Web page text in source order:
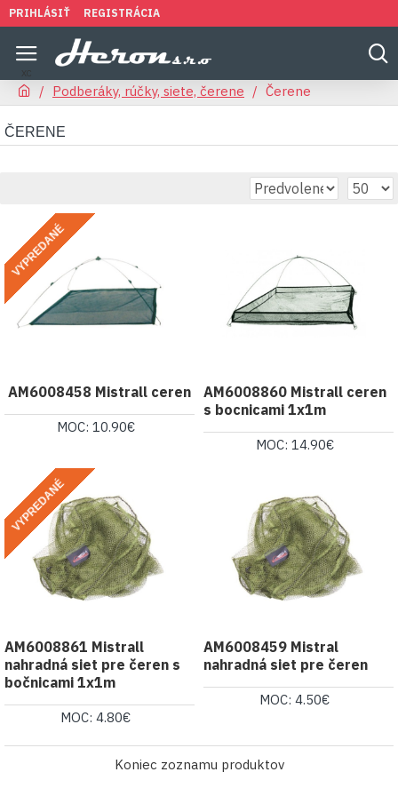
PRIHLÁSIŤ REGISTRÁCIA
Podberáky, rúčky, siete, čerene Čerene
ČERENE
VYPREDANÉ
AM6008458 Mistrall ceren
MOC: 10.90€
AM6008860 Mistrall ceren
s bocnicami 1x1m
MOC: 14.90€
VYPREDANÉ
AM6008861 Mistrall
nahradná siet pre čeren s
bočnicami 1x1m
MOC: 4.80€
AM6008459 Mistral
nahradná siet pre čeren
MOC: 4.50€
Koniec zoznamu produktov